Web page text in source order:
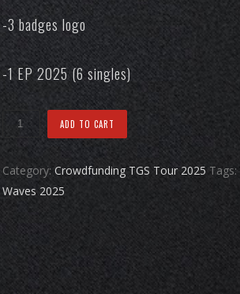
-3 badges logo
-1 EP 2025 (6 singles)
Golden
Pack
quantity
ADD TO CART
Category: Crowdfunding TGS Tour 2025 Tags:
Waves 2025